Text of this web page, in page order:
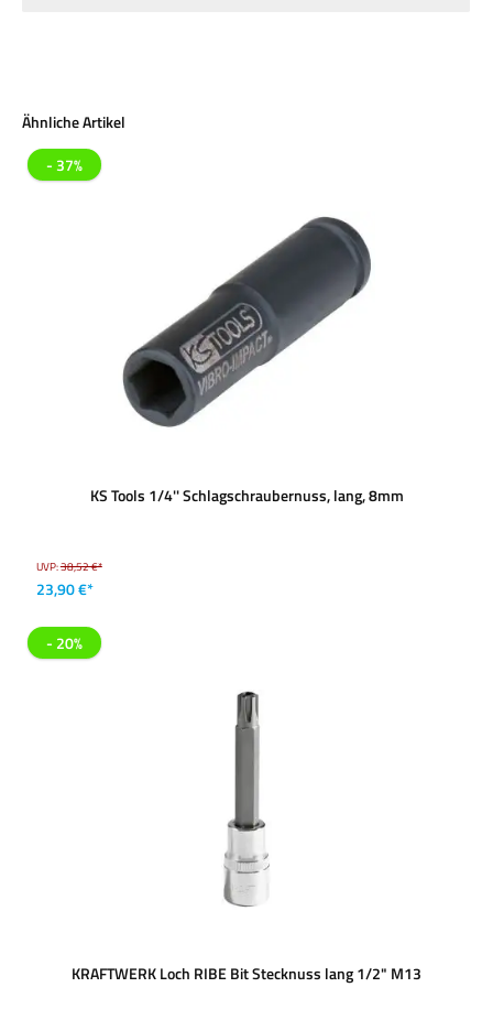
Produktgalerie überspringen
Ähnliche Artikel
- 37%
KS Tools 1/4'' Schlagschraubernuss, lang, 8mm
UVP:38,52 €*
23,90 €*
- 20%
KRAFTWERK Loch RIBE Bit Stecknuss lang 1/2" M13